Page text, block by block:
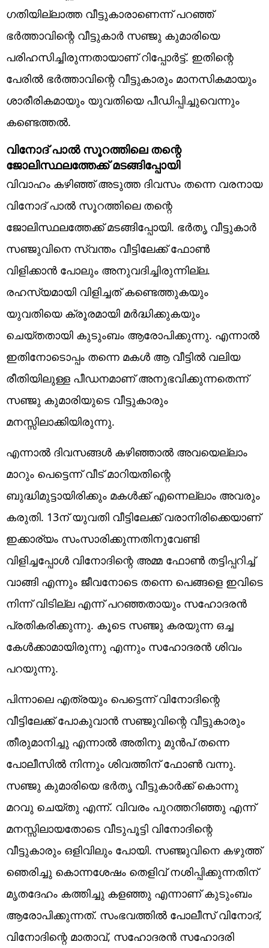
ഗതിയില്ലാത്ത വീട്ടുകാരാണെന്ന് പറഞ്ഞ്
ഭർത്താവിന്റെ വീട്ടുകാർ സഞ്ജു കുമാരിയെ
പരിഹസിച്ചിരുന്നതായാണ് റിപ്പോർട്ട്. ഇതിന്റെ
പേരിൽ ഭർത്താവിന്റെ വീട്ടുകാരും മാനസികമായും
ശാരീരികമായും യുവതിയെ പീഡിപ്പിച്ചുവെന്നും
കണ്ടെത്തൽ.
വിനോദ് പാൽ സൂറത്തിലെ തന്റെ
ജോലിസ്ഥലത്തേക്ക് മടങ്ങിപ്പോയി
വിവാഹം കഴിഞ്ഞ് അടുത്ത ദിവസം തന്നെ വരനായ
വിനോദ് പാൽ സൂറത്തിലെ തന്റെ
ജോലിസ്ഥലത്തേക്ക് മടങ്ങിപ്പോയി. ഭർതൃ വീട്ടുകാർ
സഞ്ജുവിനെ സ്വന്തം വീട്ടിലേക്ക് ഫോൺ
വിളിക്കാൻ പോലും അനുവദിച്ചിരുന്നില്ല.
രഹസ്യമായി വിളിച്ചത് കണ്ടെത്തുകയും
യുവതിയെ ക്രൂരമായി മർദ്ധിക്കുകയും
ചെയ്തതായി കുടുംബം ആരോപിക്കുന്നു. എന്നാൽ
ഇതിനോടൊപ്പം തന്നെ മകൾ ആ വീട്ടിൽ വലിയ
രീതിയിലുള്ള പീഡനമാണ് അനുഭവിക്കുന്നതെന്ന്
സഞ്ജു കുമാരിയുടെ വീട്ടുകാരും
മനസ്സിലാക്കിയിരുന്നു.
എന്നാൽ ദിവസങ്ങൾ കഴിഞ്ഞാൽ അവയെല്ലാം
മാറും പെട്ടെന്ന് വീട് മാറിയതിന്റെ
ബുദ്ധിമുട്ടായിരിക്കും മകൾക്ക് എന്നെല്ലാം അവരും
കരുതി. 13ന് യുവതി വീട്ടിലേക്ക് വരാനിരിക്കെയാണ്
ഇക്കാര്യം സംസാരിക്കുന്നതിനുവേണ്ടി
വിളിച്ചപ്പോൾ വിനോദിന്റെ അമ്മ ഫോൺ തട്ടിപ്പറിച്ച്
വാങ്ങി എന്നും ജീവനോടെ തന്നെ പെങ്ങളെ ഇവിടെ
നിന്ന് വിടില്ല എന്ന് പറഞ്ഞതായും സഹോദരൻ
പ്രതികരിക്കുന്നു. കൂടെ സഞ്ജു കരയുന്ന ഒച്ച
കേൾക്കാമായിരുന്നു എന്നും സഹോദരൻ ശിവം
പറയുന്നു.
പിന്നാലെ എത്രയും പെട്ടെന്ന് വിനോദിന്റെ
വീട്ടിലേക്ക് പോകുവാൻ സഞ്ജുവിന്റെ വീട്ടുകാരും
തീരുമാനിച്ചു എന്നാൽ അതിനു മുൻപ് തന്നെ
പോലീസിൽ നിന്നും ശിവത്തിന് ഫോൺ വന്നു.
സഞ്ജു കുമാരിയെ ഭർതൃ വീട്ടുകാർക്ക് കൊന്നു
മറവു ചെയ്തു എന്ന്. വിവരം പുറത്തറിഞ്ഞു എന്ന്
മനസ്സിലായതോടെ വീടുപൂട്ടി വിനോദിന്റെ
വീട്ടുകാരും ഒളിവിലും പോയി. സഞ്ജുവിനെ കഴുത്ത്
ഞെരിച്ചു കൊന്നശേഷം തെളിവ് നശിപ്പിക്കുന്നതിന്
മൃതദേഹം കത്തിച്ചു കളഞ്ഞു എന്നാണ് കുടുംബം
ആരോപിക്കുന്നത്. സംഭവത്തിൽ പോലീസ് വിനോദ്,
വിനോദിന്റെ മാതാവ്, സഹോദരൻ സഹോദരി